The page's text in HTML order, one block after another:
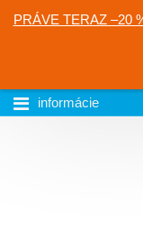
PRÁVE TERAZ –20
informácie